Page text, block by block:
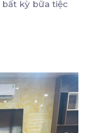
kỳ bữa tiệc